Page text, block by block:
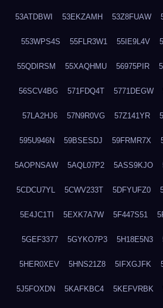
53ATDBWI 53EKZAMH 53Z8FUAW
553WPS4S 55FLR3W1 55IE9L4V
55QDIRSM 55XAQHMU 56975PIR
56SCV4BG 571FDQ4T 5771DEGW
57LA2HJ6 57N9R0VG 57Z141YR
595U946N 59BSESDJ 59FRMR7X
5AOPNSAW 5AQL07P2 5ASS9KJO
5CDCU7YL 5CWV233T 5DFYUFZ0
5E4JC1TI 5EXK7A7W 5F447S51
5GEF3377 5GYKO7P3 5H18E5N3
5HER0XEV 5HNS21Z8 5IFXGJFK
5J5FOXDN 5KAFKBC4 5KEFVRBK